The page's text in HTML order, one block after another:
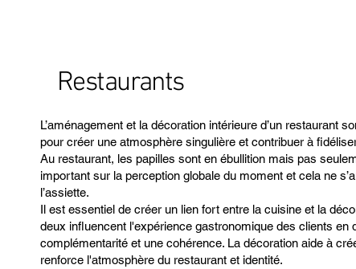
Restaurants
L’aménagement et la décoration intérieure d’un restaurant
pour créer une atmosphère singulière et contribuer à
Au restaurant, les papilles sont en ébullition mais pas
important sur la perception globale du moment et cela ne
l’assiette.
Il est essentiel de créer un lien fort entre la cuisine et la
deux influencent l'expérience gastronomique des clients en
complémentarité et une cohérence. La décoration aide à
renforce l'atmosphère du restaurant et identité.